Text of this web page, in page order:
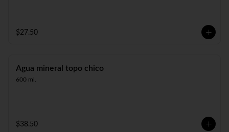
$27.50
Agua mineral topo chico
600 ml.
$38.50